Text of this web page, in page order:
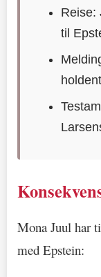
Reise:
til
Mona Juul har
med Epstein: